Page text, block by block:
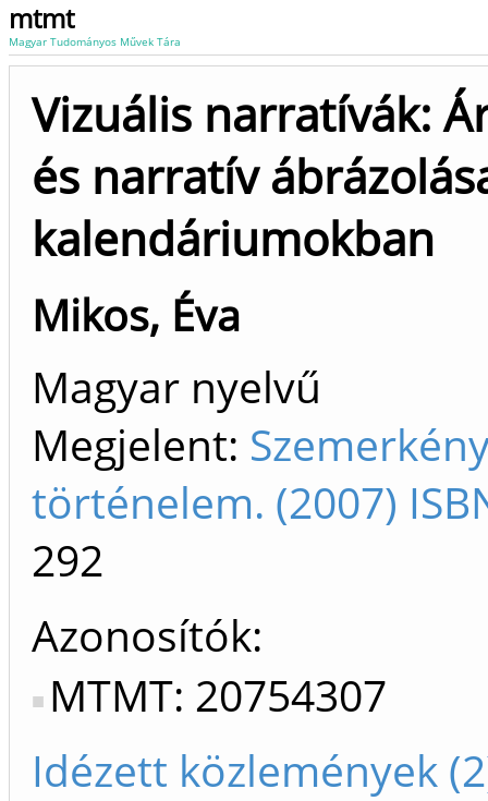
mtmt
Magyar Tudományos Művek Tára
Vizuális narratívák:
és narratív
kalendáriumokban
Mikos, Éva
Magyar nyelvű
Megjelent:
történelem. (2007)
292
Azonosítók
MTMT: 20754307
Idézett közlemények